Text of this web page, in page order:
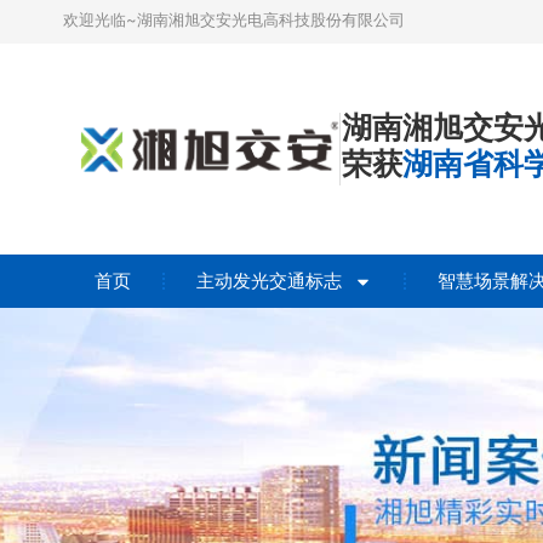
欢迎光临~湖南湘旭交安光电高科技股份有限公司
湖南湘旭交安
荣获湖南省科
首页 主动发光交通标志 智慧场景解